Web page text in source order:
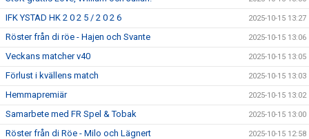
IFK YSTAD HK 2 0 2 5 / 2 0 2 6 2025-10-15 13:27
Röster från di röe - Hajen och Svante 2025-10-15 13:06
Veckans matcher v40 2025-10-15 13:05
Förlust i kvällens match 2025-10-15 13:03
Hemmapremiär 2025-10-15 13:02
Samarbete med FR Spel & Tobak 2025-10-15 13:00
Röster från di Röe - Milo och Lägnert 2025-10-15 12:58